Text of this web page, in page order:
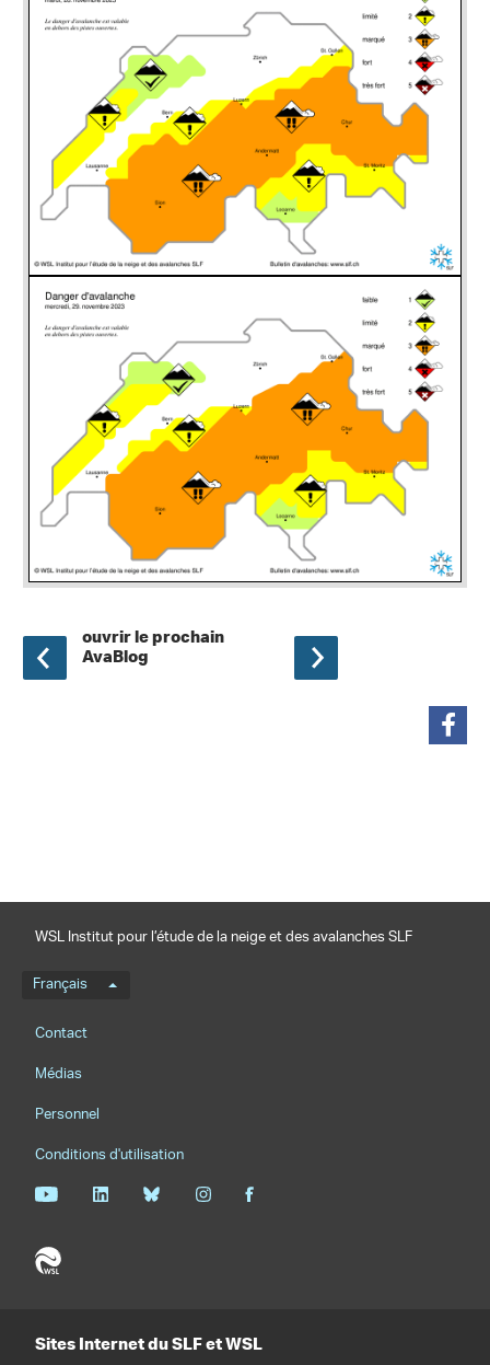
ouvrir le prochain
AvaBlog
WSL Institut pour l’étude de la neige et des avalanches SLF
Menu de langue
Français
Footernavigation
Contact
Médias
Personnel
Conditions d'utilisation
Sites Internet du SLF et WSL